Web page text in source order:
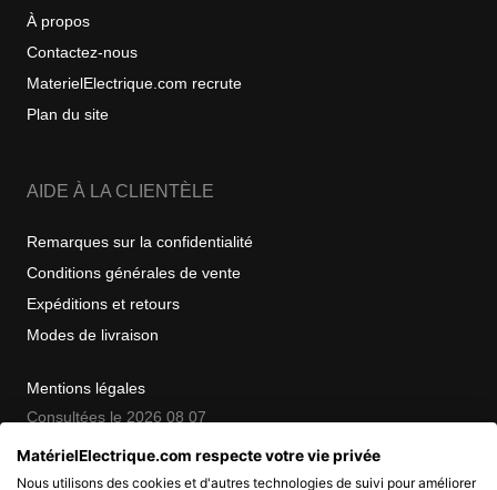
À propos
Contactez-nous
MaterielElectrique.com recrute
Plan du site
AIDE À LA CLIENTÈLE
Remarques sur la confidentialité
Conditions générales de vente
Expéditions et retours
Modes de livraison
Mentions légales
Consultées le 2026 08 07
MatérielElectrique.com respecte votre vie privée
Nous utilisons des cookies et d'autres technologies de suivi pour améliorer